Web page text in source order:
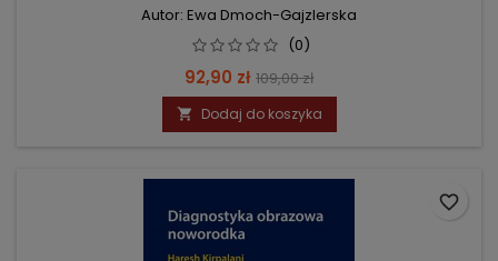
Autor: Ewa Dmoch-Gajzlerska
(0)
Cena
92,90 zł Cena
podstawowa
109,00 zł
 Dodaj do koszyka
favorite_border